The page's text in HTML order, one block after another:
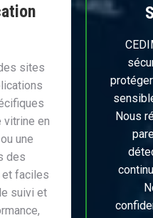
sites
vitrine en
une
des
et faciles
suivi et
Nous